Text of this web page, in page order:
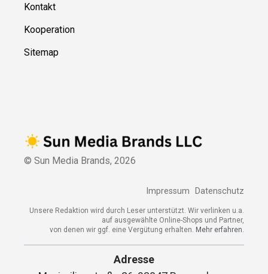
Kontakt
Kooperation
Sitemap
© Sun Media Brands, 2026
Impressum Datenschutz
Unsere Redaktion wird durch Leser unterstützt. Wir verlinken u.a.
auf ausgewählte Online-Shops und Partner,
von denen wir ggf. eine Vergütung erhalten. Mehr erfahren.
Adresse